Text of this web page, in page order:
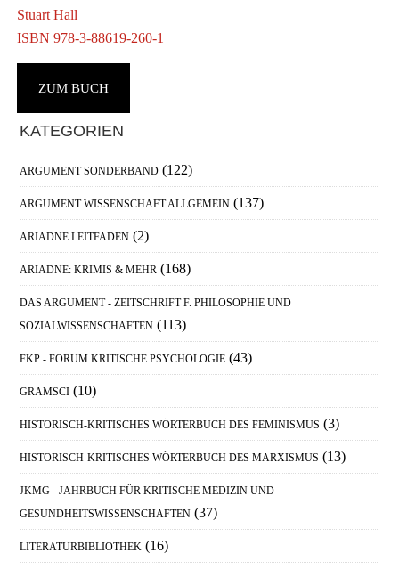
Stuart Hall
ISBN 978-3-88619-260-1
ZUM BUCH
Haupt-
Sidebar
KATEGORIEN
ARGUMENT SONDERBAND (122)
ARGUMENT WISSENSCHAFT ALLGEMEIN (137)
ARIADNE LEITFADEN (2)
ARIADNE: KRIMIS & MEHR (168)
DAS ARGUMENT - ZEITSCHRIFT F. PHILOSOPHIE UND
SOZIALWISSENSCHAFTEN (113)
FKP - FORUM KRITISCHE PSYCHOLOGIE (43)
GRAMSCI (10)
HISTORISCH-KRITISCHES WÖRTERBUCH DES FEMINISMUS (3)
HISTORISCH-KRITISCHES WÖRTERBUCH DES MARXISMUS (13)
JKMG - JAHRBUCH FÜR KRITISCHE MEDIZIN UND
GESUNDHEITSWISSENSCHAFTEN (37)
LITERATURBIBLIOTHEK (16)